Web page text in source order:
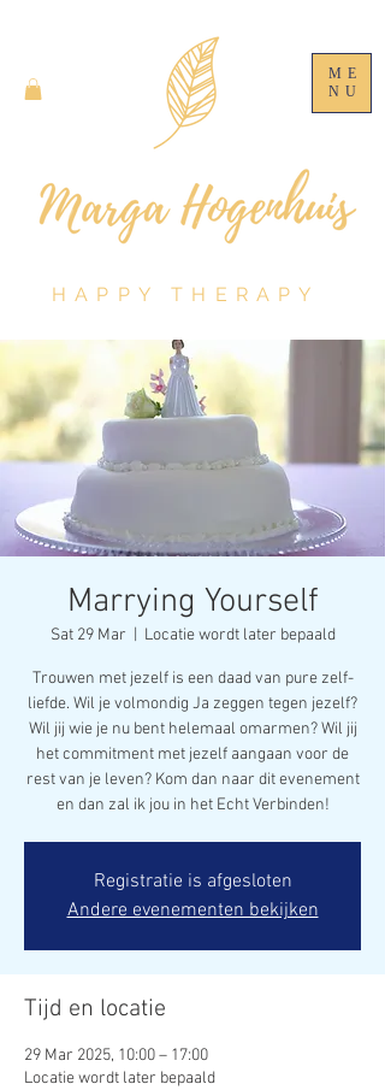
ME
NU
HAPPY THERAPY
Marrying Yourself
Sat 29 Mar Locatie wordt later bepaald
Trouwen met jezelf is een daad van pure zelf-
liefde. Wil je volmondig Ja zeggen tegen jezelf?
Wil jij wie je nu bent helemaal omarmen? Wil jij
het commitment met jezelf aangaan voor de
rest van je leven? Kom dan naar dit evenement
en dan zal ik jou in het Echt Verbinden!
Registratie is afgesloten
Andere evenementen bekijken
Tijd en locatie
29 Mar 2025, 10:00 – 17:00
Locatie wordt later bepaald